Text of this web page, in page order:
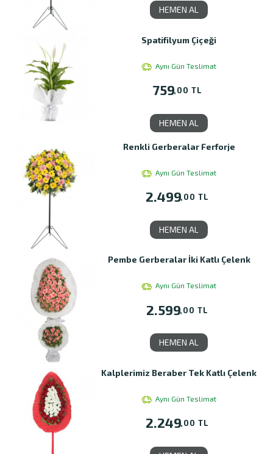
HEMEN AL
Spatifilyum Çiçeği
Aynı Gün Teslimat
759,00 TL
HEMEN AL
Renkli Gerberalar Ferforje
Aynı Gün Teslimat
2.499,00 TL
HEMEN AL
Pembe Gerberalar İki Katlı Çelenk
Aynı Gün Teslimat
2.599,00 TL
HEMEN AL
Kalplerimiz Beraber Tek Katlı Çelenk
Aynı Gün Teslimat
2.249,00 TL